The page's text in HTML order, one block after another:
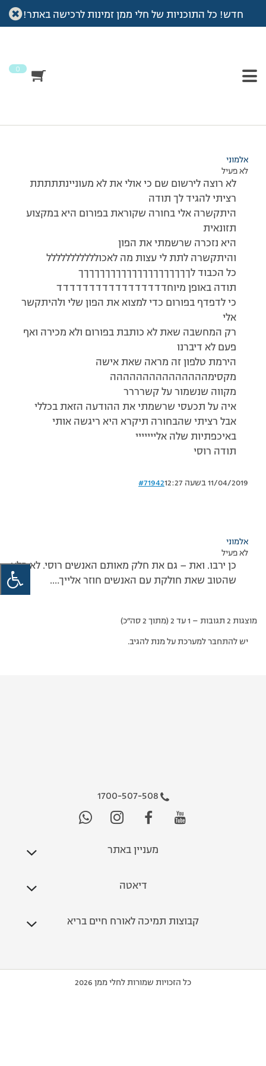
חדש! כל התוכניות של חלי ממן זמינות לרכישה באתר!
0
עמוד הבית >דיונים>פורום >חייבת לשתפף על טלפון שקיבלתי לפני בערך
שעה
אלמוני
לא פעיל
לא רוצה לירשום שם כי אולי את לא מעוניינתתתתת
רציתי להגיד לך תודה
היתקשרה אלי בחורה שקוראת בפורום היא במקצוע
תזונאית
היא נזכרה שרשמתי את הפון
והיתקשרה לתת לי עצות מה לאכוללללללללללל
כל הכבוד לךךךךךךךךךךךךךךךךךךךךך
תודה באופן מיוחדדדדדדדדדדדדדדדדד
כי לדפדף בפורום כדי למצוא את הפון שלי ולהיתקשר
אלי
רק המחשבה שאת לא כותבת בפורום ולא מכירה ואף
פעם לא דיברנו
הירמת טלפון זה מראה שאת אישה
מקסימההההההההההההההה
מקווה שנשמור על קשרררר
איה על תכעסי שרשמתי את ההודעה הזאת בכללי
אבל רציתי שהבחורה תיקרא היא ריגשה אותי
באיכפתיות שלה אלייייייי
תודה רוסי
11/04/2019 בשעה 12:27 #71942
אלמוני
לא פעיל
כן ירבו. ואת – גם את חלק מאותם האנשים רוסי. לא פלא
שהטוב שאת חולקת עם האנשים חוזר אלייך….
מוצגות 2 תגובות – 1 עד 2 (מתוך 2 סה״כ)
יש להתחבר למערכת על מנת להגיב.
1700-507-508
מעניין באתר
דיאטה
קבוצות תמיכה לאורח חיים בריא
כל הזכויות שמורות לחלי ממן 2026